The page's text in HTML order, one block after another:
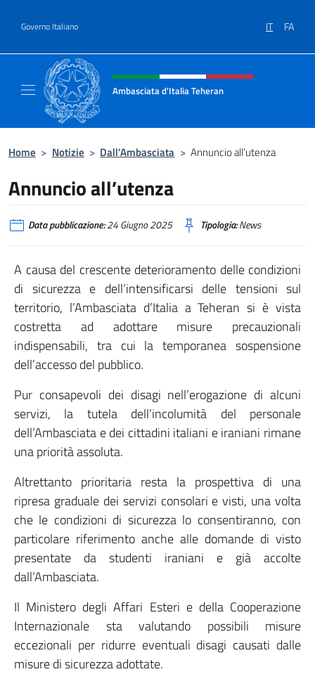
Governo Italiano IT FA
Intestazione sito, social e menù
Ambasciata d'Italia Teheran
Home > Notizie > Dall’Ambasciata > Annuncio all’utenza
Annuncio all’utenza
Data pubblicazione:24 Giugno 2025 Tipologia:News
A causa del crescente deterioramento delle condizioni
di sicurezza e dell’intensificarsi delle tensioni sul
territorio, l’Ambasciata d’Italia a Teheran si è vista
costretta ad adottare misure precauzionali
indispensabili, tra cui la temporanea sospensione
dell’accesso del pubblico.
Pur consapevoli dei disagi nell’erogazione di alcuni
servizi, la tutela dell’incolumità del personale
dell’Ambasciata e dei cittadini italiani e iraniani rimane
una priorità assoluta.
Altrettanto prioritaria resta la prospettiva di una
ripresa graduale dei servizi consolari e visti, una volta
che le condizioni di sicurezza lo consentiranno, con
particolare riferimento anche alle domande di visto
presentate da studenti iraniani e già accolte
dall’Ambasciata.
Il Ministero degli Affari Esteri e della Cooperazione
Internazionale sta valutando possibili misure
eccezionali per ridurre eventuali disagi causati dalle
misure di sicurezza adottate.